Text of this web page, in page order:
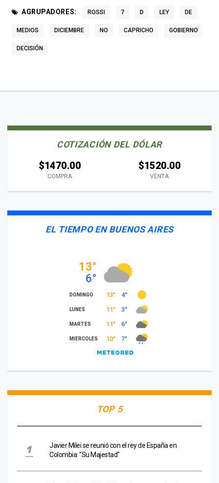
AGRUPADORES: ROSSI 7 D LEY DE
MEDIOS DICIEMBRE NO CAPRICHO GOBIERNO
DECISIÓN
COTIZACIÓN DEL DÓLAR
$1470.00
COMPRA
$1520.00
VENTA
EL TIEMPO EN BUENOS AIRES
TOP 5
Javier Milei se reunió con el rey de España en
Colombia: "Su Majestad"